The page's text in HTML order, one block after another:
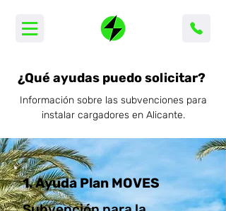
¿Qué ayudas puedo solicitar?
Información sobre las subvenciones para
instalar cargadores en Alicante.
1. Ayuda Plan MOVES